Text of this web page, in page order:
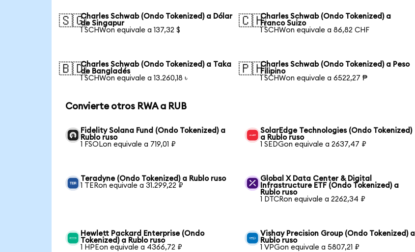
🇸🇬Charles Schwab (Ondo Tokenized) a Dólar
de Singapur
1 SCHWon equivale a 137,32 $
🇨🇭Charles Schwab (Ondo Tokenized) a
Franco Suizo
1 SCHWon equivale a 86,82 CHF
🇧🇩Charles Schwab (Ondo Tokenized) a Taka
de Bangladés
1 SCHWon equivale a 13.260,18 ৳
🇵🇭Charles Schwab (Ondo Tokenized) a Peso
Filipino
1 SCHWon equivale a 6522,27 ₱
Convierte otros RWA a RUB
Fidelity Solana Fund (Ondo Tokenized) a
Rublo ruso
1 FSOLon equivale a 719,01 ₽
SolarEdge Technologies (Ondo Tokenized)
a Rublo ruso
1 SEDGon equivale a 2637,47 ₽
Teradyne (Ondo Tokenized) a Rublo ruso
1 TERon equivale a 31.299,22 ₽
Global X Data Center & Digital
Infrastructure ETF (Ondo Tokenized) a
Rublo ruso
1 DTCRon equivale a 2262,34 ₽
Hewlett Packard Enterprise (Ondo
Tokenized) a Rublo ruso
1 HPEon equivale a 4366,72 ₽
Vishay Precision Group (Ondo Tokenized) a
Rublo ruso
1 VPGon equivale a 5807,21 ₽